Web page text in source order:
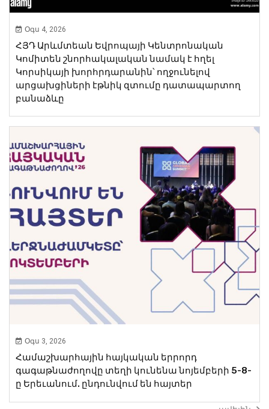
Օգս 4, 2026
ՀՅԴ Արևմտեան Եվրոպայի Կենտրոնական
Կոմիտեն շնորհակալական նամակ է հղել
Կորսիկայի խորհրդարանին՝ ողջունելով
արցախցիների էթնիկ զտումը դատապարտող
բանաձևը
Օգս 3, 2026
Համաշխարհային հայկական երրորդ
գագաթնաժողովը տեղի կունենա նոյեմբերի 5-8-
ը Երեւանում. ընդունվում են հայտեր